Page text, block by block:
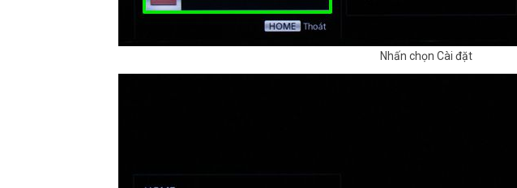
Nhấn chọn Cài đặt